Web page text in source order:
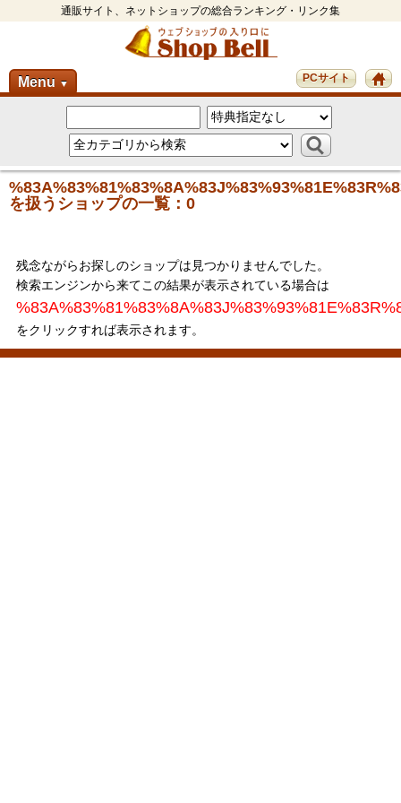
通販サイト、ネットショップの総合ランキング・リンク集
Menu ▼ PCサイト
を扱うショップの一覧：0
残念ながらお探しのショップは見つかりませんでした。
検索エンジンから来てこの結果が表示されている場合は
をクリックすれば表示されます。